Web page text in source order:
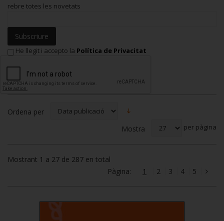
rebre totes les novetats
Subscriure
He llegit i accepto la Política de Privacitat
Ordena per
Mostra
per pàgina
Mostrant 1 a 27 de 287 en total
Pàgina:
1 2 3 4 5